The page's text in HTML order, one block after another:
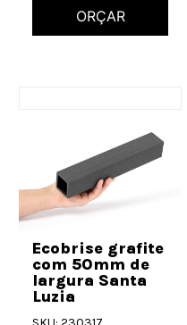
ORÇAR
Ecobrise grafite
com 50mm de
largura Santa
Luzia